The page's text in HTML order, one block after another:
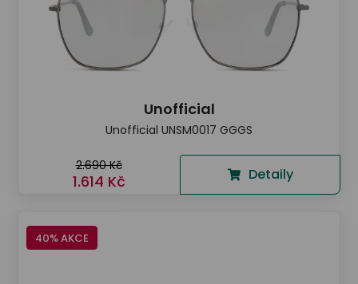
Unofficial
Unofficial UNSM0017 GGGS
2.690 Kč
1.614 Kč Detaily
40% AKCE